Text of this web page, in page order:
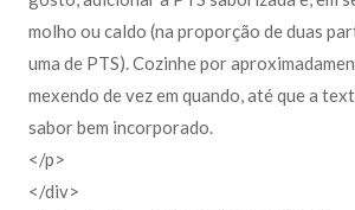
molho ou caldo (na proporção de duas
uma de PTS). Cozinhe por
mexendo de vez em quando, até que a
sabor bem incorporado.
</p>
</div>